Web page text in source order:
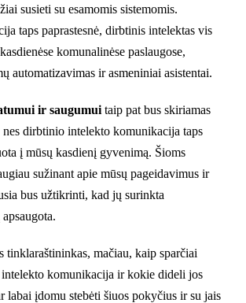
susieti su esamomis sistemomis.
taps paprastesnė, dirbtinis intelektas vis
komunalinėse paslaugose,
automatizavimas ir asmeniniai asistentai.
ir saugumui taip pat bus skiriamas
nes dirbtinio intelekto komunikacija taps
į mūsų kasdienį gyvenimą. Šioms
sužinant apie mūsų pageidavimus ir
bus užtikrinti, kad jų surinkta
tinklaraštininkas, mačiau, kaip sparčiai
komunikacija ir kokie dideli jos
labai įdomu stebėti šiuos pokyčius ir su jais